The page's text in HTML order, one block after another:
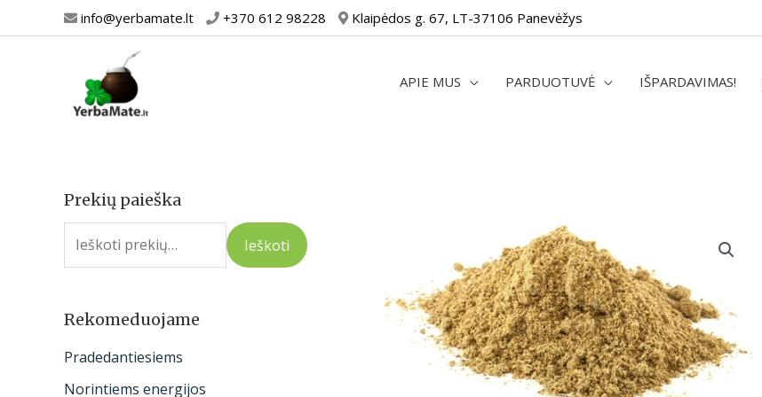
prie
info@yerbamate.lt +370 612 98228 Klaipėdos g. 67, LT-37106 Panevėžys
APIE MUS PARDUOTUVĖ IŠPARDAVIMAS!
Prekių paieška
I
e
o
Ieškoti
Rekomeduojame
Pradedantiesiems
Norintiems energijos